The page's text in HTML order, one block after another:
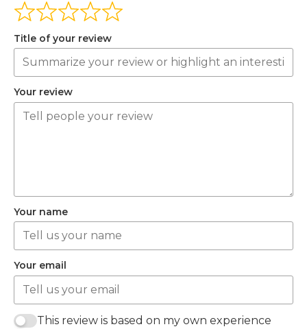
Title of your review
Your review
Your name
Your email
This review is based on my own experience